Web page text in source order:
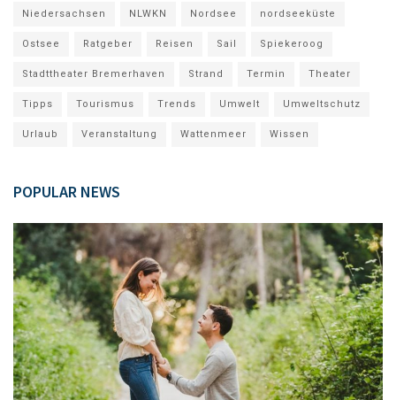
Niedersachsen NLWKN Nordsee nordseeküste
Ostsee Ratgeber Reisen Sail Spiekeroog
Stadttheater Bremerhaven Strand Termin Theater
Tipps Tourismus Trends Umwelt Umweltschutz
Urlaub Veranstaltung Wattenmeer Wissen
POPULAR NEWS